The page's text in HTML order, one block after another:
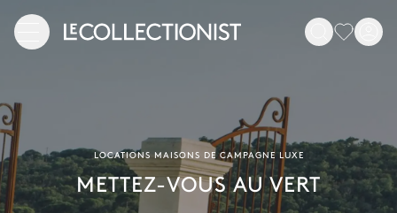
LOCATIONS MAISONS DE CAMPAGNE LUXE
METTEZ-VOUS AU VERT